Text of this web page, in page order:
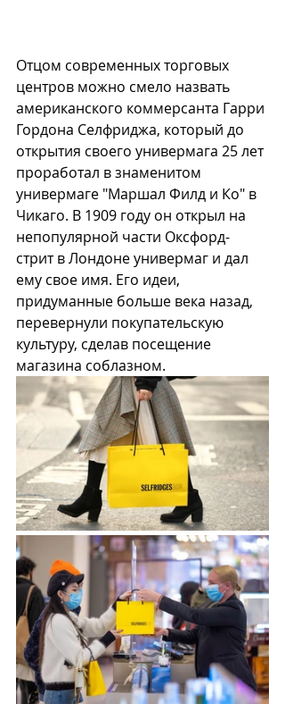
Отцом современных торговых
центров можно смело назвать
американского коммерсанта Гарри
Гордона Селфриджа, который до
открытия своего универмага 25 лет
проработал в знаменитом
универмаге "Маршал Филд и Кo" в
Чикаго. В 1909 году он открыл на
непопулярной части Оксфорд-
стрит в Лондоне универмаг и дал
ему свое имя. Его идеи,
придуманные больше века назад,
перевернули покупательскую
культуру, сделав посещение
магазина соблазном.